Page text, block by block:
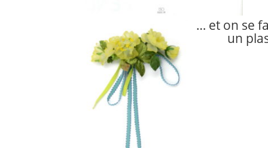
… et on se
un